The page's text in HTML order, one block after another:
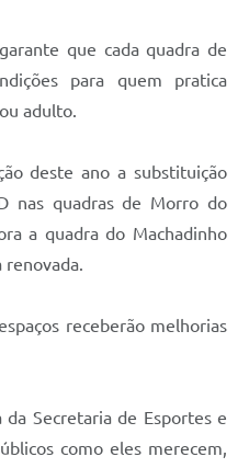
MROSC
que cada quadra de
para quem pratica
adulto.
deste ano a substituição
nas quadras de Morro do
a quadra do Machadinho
renovada.
receberão melhorias
da Secretaria de Esportes e
como eles merecem,